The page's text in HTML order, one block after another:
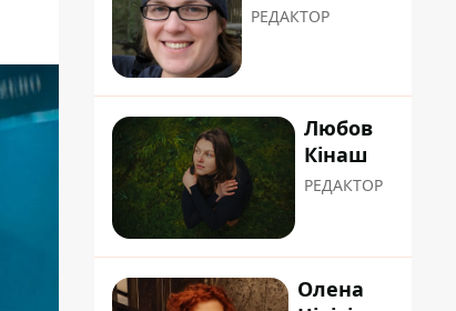
РЕДАКТОР
Любов
Кінаш
РЕДАКТОР
Олена